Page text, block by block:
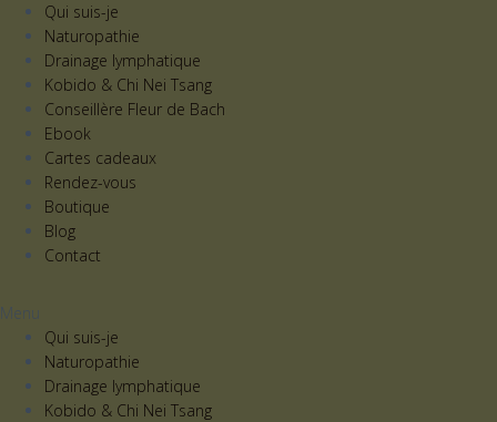
Qui suis-je
Naturopathie
Drainage lymphatique
Kobido & Chi Nei Tsang
Conseillère Fleur de Bach
Ebook
Cartes cadeaux
Rendez-vous
Boutique
Blog
Contact
Menu
Qui suis-je
Naturopathie
Drainage lymphatique
Kobido & Chi Nei Tsang